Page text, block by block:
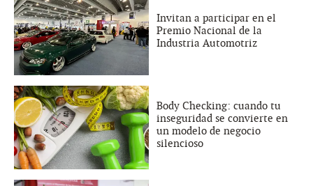
Invitan a participar en el
Premio Nacional de la
Industria Automotriz
Body Checking: cuando tu
inseguridad se convierte en
un modelo de negocio
silencioso